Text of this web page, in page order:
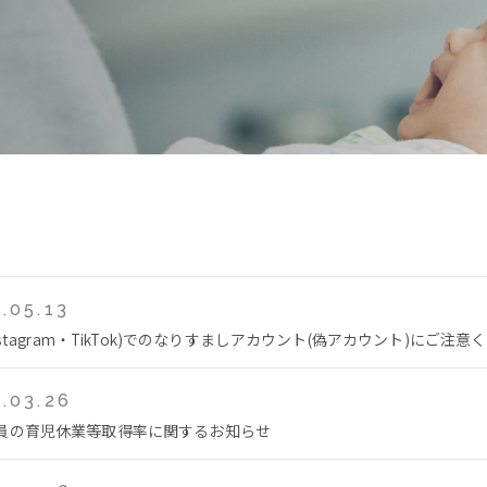
・TikTok)でのなりすましアカウント(偽アカウント)にご注意
の育児休業等取得率に関するお知らせ